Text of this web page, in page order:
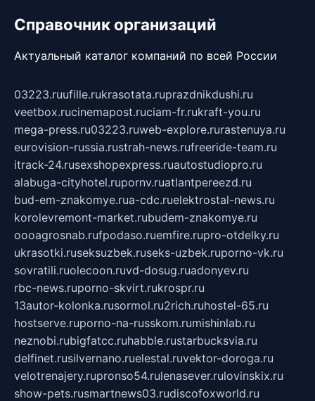
Справочник организаций
Актуальный каталог компаний по всей России
03223.ruufille.rukrasotata.ruprazdnikdushi.ru
veetbox.rucinemapost.ruciam-fr.rukraft-you.ru
mega-press.ru03223.ruweb-explore.rurastenuya.ru
eurovision-russia.rustrah-news.rufreeride-team.ru
itrack-24.rusexshopexpress.ruautostudiopro.ru
alabuga-cityhotel.rupornv.ruatlantpereezd.ru
bud-em-znakomye.rua-cdc.ruelektrostal-news.ru
korolevremont-market.rubudem-znakomye.ru
oooagrosnab.rufpodaso.ruemfire.rupro-otdelky.ru
ukrasotki.ruseksuzbek.ruseks-uzbek.ruporno-vk.ru
sovratili.ruolecoon.ruvd-dosug.ruadonyev.ru
rbc-news.ruporno-skvirt.rukrospr.ru
13autor-kolonka.rusormol.ru2rich.ruhostel-65.ru
hostserve.ruporno-na-russkom.rumishinlab.ru
neznobi.rubigfatcc.ruhabble.rustarbucksvia.ru
delfinet.rusilvernano.ruelestal.ruvektor-doroga.ru
velotrenajery.rupronso54.rulenasever.rulovinskix.ru
show-pets.rusmartnews03.rudiscofoxworld.ru